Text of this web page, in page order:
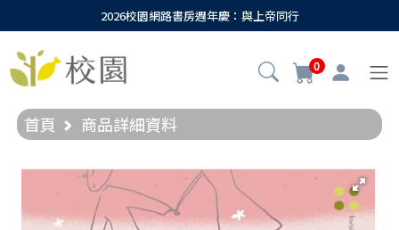
2026校園網路書房週年慶：與上帝同行
0
首頁 商品詳細資料